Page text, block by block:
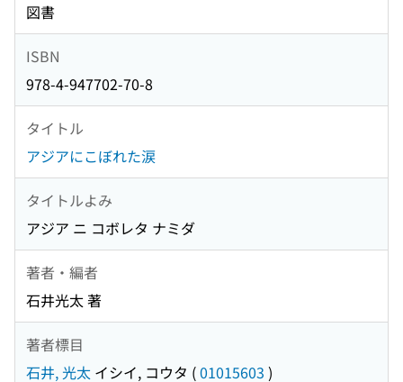
図書
ISBN
978-4-947702-70-8
タイトル
アジアにこぼれた涙
タイトルよみ
アジア ニ コボレタ ナミダ
著者・編者
石井光太 著
著者標目
石井, 光太 イシイ, コウタ (01015603 )